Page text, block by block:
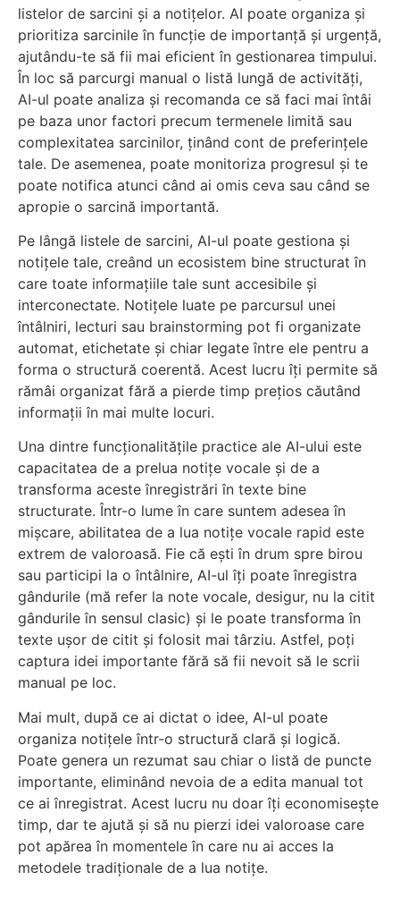
listelor de sarcini și a notițelor. AI poate organiza și
prioritiza sarcinile în funcție de importanță și urgență,
ajutându-te să fii mai eficient în gestionarea timpului.
În loc să parcurgi manual o listă lungă de activități,
AI-ul poate analiza și recomanda ce să faci mai întâi
pe baza unor factori precum termenele limită sau
complexitatea sarcinilor, ținând cont de preferințele
tale. De asemenea, poate monitoriza progresul și te
poate notifica atunci când ai omis ceva sau când se
apropie o sarcină importantă.
Pe lângă listele de sarcini, AI-ul poate gestiona și
notițele tale, creând un ecosistem bine structurat în
care toate informațiile tale sunt accesibile și
interconectate. Notițele luate pe parcursul unei
întâlniri, lecturi sau brainstorming pot fi organizate
automat, etichetate și chiar legate între ele pentru a
forma o structură coerentă. Acest lucru îți permite să
rămâi organizat fără a pierde timp prețios căutând
informații în mai multe locuri.
Una dintre funcționalitățile practice ale AI-ului este
capacitatea de a prelua notițe vocale și de a
transforma aceste înregistrări în texte bine
structurate. Într-o lume în care suntem adesea în
mișcare, abilitatea de a lua notițe vocale rapid este
extrem de valoroasă. Fie că ești în drum spre birou
sau participi la o întâlnire, AI-ul îți poate înregistra
gândurile (mă refer la note vocale, desigur, nu la citit
gândurile în sensul clasic) și le poate transforma în
texte ușor de citit și folosit mai târziu. Astfel, poți
captura idei importante fără să fii nevoit să le scrii
manual pe loc.
Mai mult, după ce ai dictat o idee, AI-ul poate
organiza notițele într-o structură clară și logică.
Poate genera un rezumat sau chiar o listă de puncte
importante, eliminând nevoia de a edita manual tot
ce ai înregistrat. Acest lucru nu doar îți economisește
timp, dar te ajută și să nu pierzi idei valoroase care
pot apărea în momentele în care nu ai acces la
metodele tradiționale de a lua notițe.